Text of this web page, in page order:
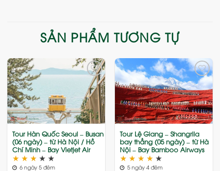
SẢN PHẨM TƯƠNG TỰ
Add
to
wishlist
Tour Hàn Quốc Seoul – Busan
(06 ngày) – từ Hà Nội / Hồ
Chí Minh – Bay Vietjet Air
★ ★ ★ ★ ★
6 ngày 5 đêm
Add
to
wishlist
Tour Lệ Giang – Shangrila
bay thẳng (05 ngày) – từ Hà
Nội – Bay Bamboo Airways
★ ★ ★ ★ ★
5 ngày 4 đêm